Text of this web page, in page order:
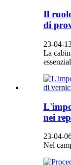
Il
di
23-04-
La
nei
23-04-
Nel